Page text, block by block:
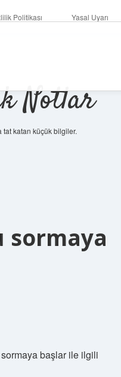
Politikası Yasal Uyarı
Notlar
tat katan küçük bilgiler.
sormaya
başlar ile ilgili